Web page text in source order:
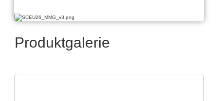
Produktgalerie